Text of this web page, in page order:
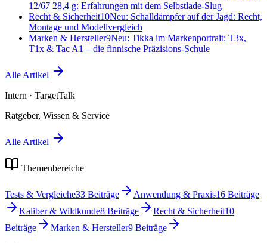
12/67 28,4 g: Erfahrungen mit dem Selbstlade-Slug
Recht & Sicherheit10Neu: Schalldämpfer auf der Jagd: Recht,
Montage und Modellvergleich
Marken & Hersteller9Neu: Tikka im Markenportrait: T3x,
T1x & Tac A1 – die finnische Präzisions-Schule
Alle Artikel
Intern · TargetTalk
Ratgeber, Wissen & Service
Alle Artikel
Themenbereiche
Tests & Vergleiche33 Beiträge Anwendung & Praxis16 Beiträge
Kaliber & Wildkunde8 Beiträge Recht & Sicherheit10
Beiträge
Marken & Hersteller9 Beiträge